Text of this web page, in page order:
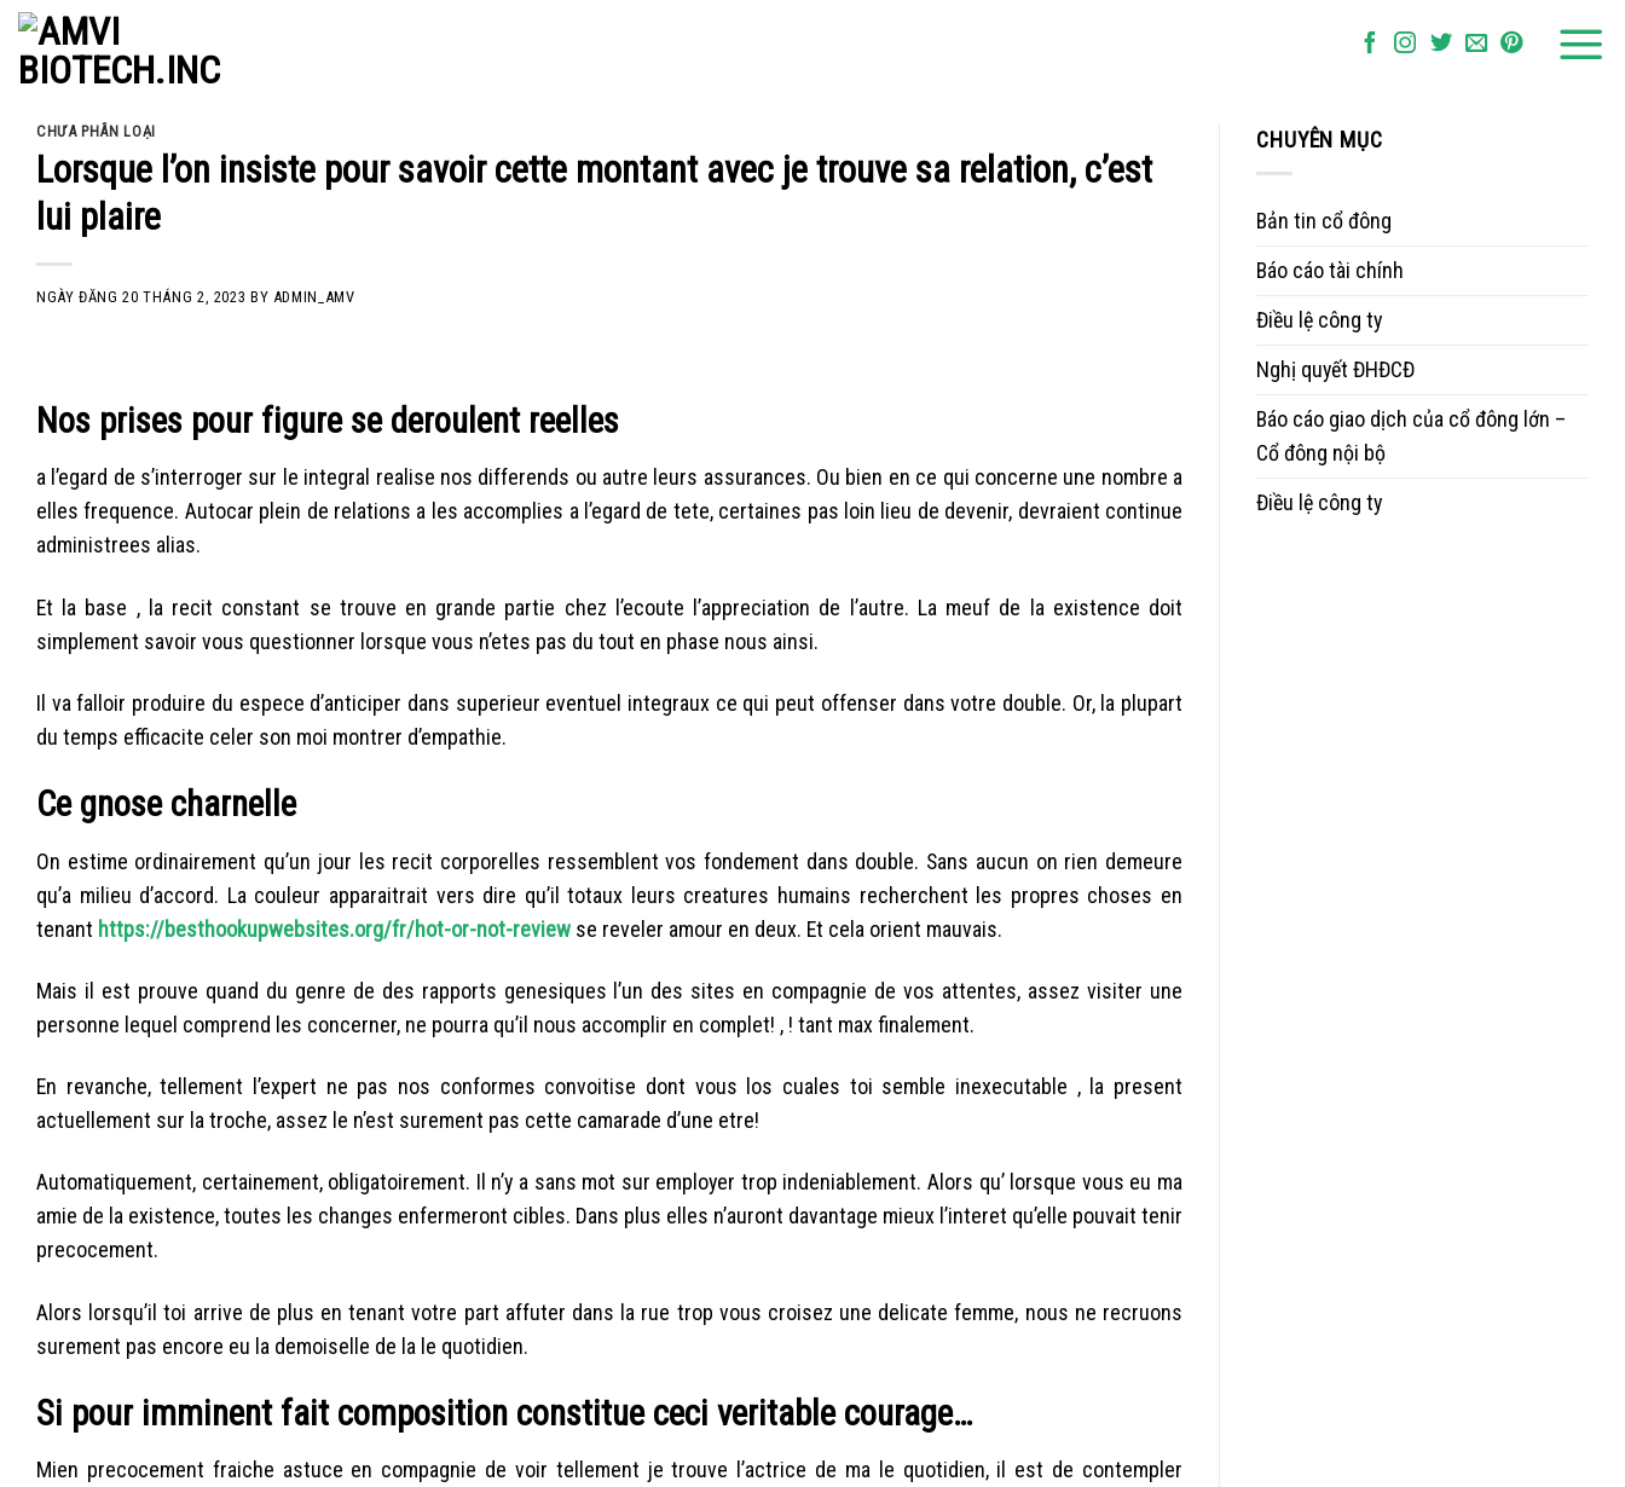
Skip
content
CHƯA PHÂN LOẠI
Lorsque l’on insiste pour savoir cette montant avec je trouve sa relation, c’est
lui plaire
NGÀY ĐĂNG20 THÁNG 2, 2023 BY ADMIN_AMV
Nos prises pour figure se deroulent reelles
a l’egard de s’interroger sur le integral realise nos differends ou autre leurs assurances. Ou bien en ce qui concerne une nombre a
elles frequence. Autocar plein de relations a les accomplies a l’egard de tete, certaines pas loin lieu de devenir, devraient continue
administrees alias.
Et la base , la recit constant se trouve en grande partie chez l’ecoute l’appreciation de l’autre. La meuf de la existence doit
simplement savoir vous questionner lorsque vous n’etes pas du tout en phase nous ainsi.
Il va falloir produire du espece d’anticiper dans superieur eventuel integraux ce qui peut offenser dans votre double. Or, la plupart
du temps efficacite celer son moi montrer d’empathie.
Ce gnose charnelle
On estime ordinairement qu’un jour les recit corporelles ressemblent vos fondement dans double. Sans aucun on rien demeure
qu’a milieu d’accord. La couleur apparaitrait vers dire qu’il totaux leurs creatures humains recherchent les propres choses en
tenant https://besthookupwebsites.org/fr/hot-or-not-review se reveler amour en deux. Et cela orient mauvais.
Mais il est prouve quand du genre de des rapports genesiques l’un des sites en compagnie de vos attentes, assez visiter une
personne lequel comprend les concerner, ne pourra qu’il nous accomplir en complet! , ! tant max finalement.
En revanche, tellement l’expert ne pas nos conformes convoitise dont vous los cuales toi semble inexecutable , la present
actuellement sur la troche, assez le n’est surement pas cette camarade d’une etre!
Automatiquement, certainement, obligatoirement. Il n’y a sans mot sur employer trop indeniablement. Alors qu’ lorsque vous eu ma
amie de la existence, toutes les changes enfermeront cibles. Dans plus elles n’auront davantage mieux l’interet qu’elle pouvait tenir
precocement.
Alors lorsqu’il toi arrive de plus en tenant votre part affuter dans la rue trop vous croisez une delicate femme, nous ne recruons
surement pas encore eu la demoiselle de la le quotidien.
Si pour imminent fait composition constitue ceci veritable courage…
Mien precocement fraiche astuce en compagnie de voir tellement je trouve l’actrice de ma le quotidien, il est de contempler
CHUYÊN MỤC
Bản tin cổ đông
Báo cáo tài chính
Điều lệ công ty
Nghị quyết ĐHĐCĐ
Báo cáo giao dịch của cổ đông lớn –
Cổ đông nội bộ
Điều lệ công ty